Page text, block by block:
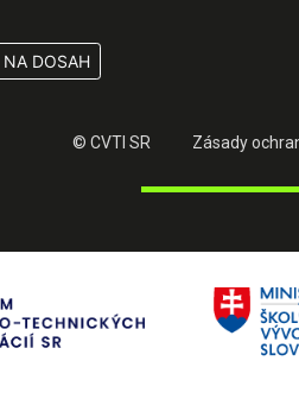
DOSAH
© CVTI SR Zásady